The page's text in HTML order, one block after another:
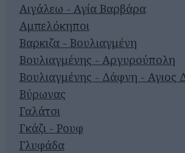
Αιγάλεω - Αγία Βαρβάρα
Αμπελόκηποι
Βαρκιζα - Βουλιαγμένη
Βουλιαγμένης - Αργυρούπολη
Βουλιαγμένης - Δάφνη - Αγιος
Βύρωνας
Γαλάτσι
Γκάζι - Ρουφ
Γλυφάδα